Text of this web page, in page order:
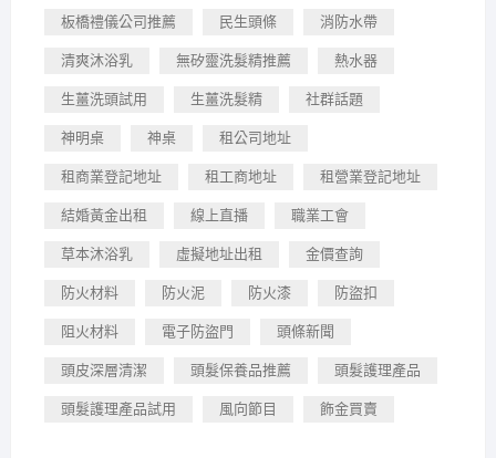
板橋禮儀公司推薦 民生頭條 消防水帶
清爽沐浴乳 無矽靈洗髮精推薦 熱水器
生薑洗頭試用 生薑洗髮精 社群話題
神明桌 神桌 租公司地址
租商業登記地址 租工商地址 租營業登記地址
結婚黃金出租 線上直播 職業工會
草本沐浴乳 虛擬地址出租 金價查詢
防火材料 防火泥 防火漆 防盜扣
阻火材料 電子防盜門 頭條新聞
頭皮深層清潔 頭髮保養品推薦 頭髮護理產品
頭髮護理產品試用 風向節目 飾金買賣